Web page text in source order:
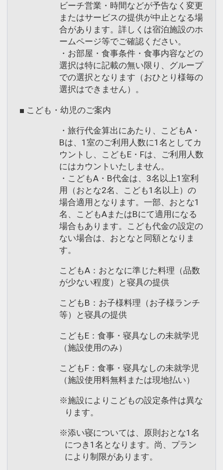
ビーチ営業・時間などが予告なく変更
またはサービスの提供が中止となる場
合があります。詳しくは宿泊施設のホ
ームページ等でご確認ください。
・お部屋・食事条件・食事内容などの
選択は特に記載の無い限り、グループ
での選択となります（おひとり様毎の
選択はできません）。
■ こども・幼児のご案内
・旅行代金算出にあたり、こどもA・
Bは、1室のご利用人数に1名としてカ
ウントし、こどもE・Fは、ご利用人数
にはカウントいたしません。
・こどもA・B代金は、3名以上1室利
用（おとな2名、こども1名以上）の
場合適用となります。一部、おとな1
名、こどもAまたはBにて適用になる
場合もあります。こども代金の設定の
ない場合は、おとなと同額となりま
す。
こどもA：おとなに準じた料理（品数
が少ない程度）と寝具の提供
こどもB：お子様料理（お子様ランチ
等）と寝具の提供
こどもE：食事・寝具なしの未就学児
（施設使用のみ）
こどもF：食事・寝具なしの未就学児
（施設使用料無料または現地払い）
※施設によりこどもの設定条件は異な
ります。
※添い寝については、原則おとな1名
につき1名となります。尚、プラン
により制限があります。